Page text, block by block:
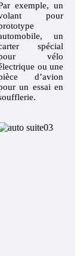
exemple, un
pour
un
spécial
vélo
ou une
d’avion
un essai en